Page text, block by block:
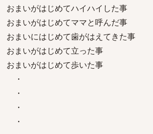
おまいがはじめてハイハイした事
おまいがはじめてママと呼んだ事
おまいにはじめて歯がはえてきた事
おまいがはじめて立った事
おまいがはじめて歩いた事
・
・
・
・